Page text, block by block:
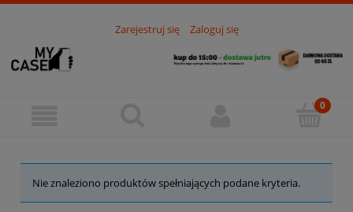
Zarejestruj się Zaloguj się
Nie znaleziono produktów spełniających podane kryteria.